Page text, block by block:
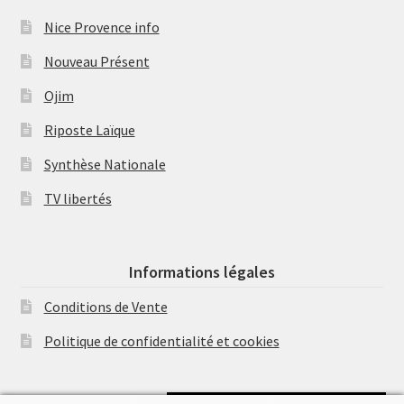
Nice Provence info
Nouveau Présent
Ojim
Riposte Laïque
Synthèse Nationale
TV libertés
Informations légales
Conditions de Vente
Politique de confidentialité et cookies